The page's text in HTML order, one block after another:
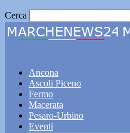
Cerca
Ancona
Ascoli Piceno
Fermo
Macerata
Pesaro-Urbino
Eventi